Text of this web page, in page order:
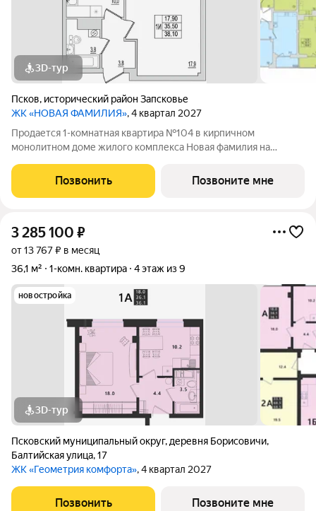
3D-тур
Псков, исторический район Запсковье
ЖК «НОВАЯ ФАМИЛИЯ», 4 квартал 2027
Продается 1-комнатная квартира №104 в кирпичном
монолитном доме жилого комплекса Новая фамилия на
покупки особенно выгодны. Это хороший момент, чтобы
выбрать квартиру в новом доме по
Позвонить Позвоните мне
3 285 100 ₽
от 13 767 ₽ в месяц
36,1 м²
1-комн. квартира 4 этаж из 9
новостройка
3D-тур
Псковский муниципальный округ, деревня Борисовичи,
Балтийская улица,17
ЖК «Геометрия комфорта», 4 квартал 2027
Позвонить Позвоните мне